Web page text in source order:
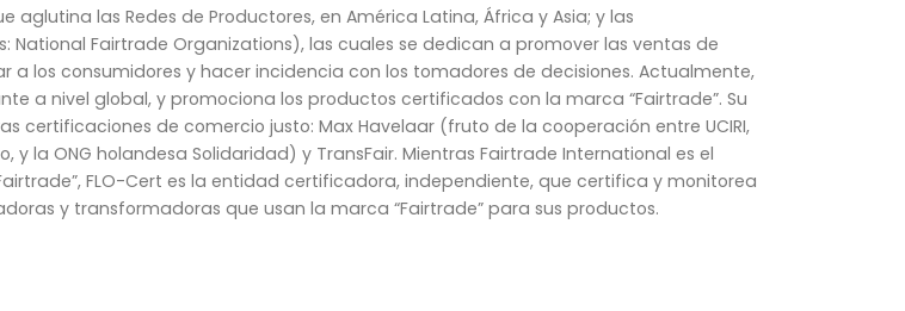
las Redes de Productores, en América Latina, África y Asia; y las
National Fairtrade Organizations), las cuales se dedican a promover las ventas de
los consumidores y hacer incidencia con los tomadores de decisiones. Actualmente,
a nivel global, y promociona los productos certificados con la marca “Fairtrade”. Su
certificaciones de comercio justo: Max Havelaar (fruto de la cooperación entre UCIRI,
y la ONG holandesa Solidaridad) y TransFair. Mientras Fairtrade International es el
FLO-Cert es la entidad certificadora, independiente, que certifica y monitorea
y transformadoras que usan la marca “Fairtrade” para sus productos.